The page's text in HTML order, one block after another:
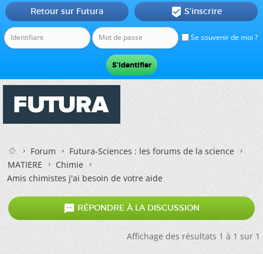
Se souvenir de moi ?
Retour sur Futura  S'inscrire
Forum
Futura-Sciences : les forums de la science
MATIERE
Chimie
Amis chimistes j'ai besoin de votre aide
 RÉPONDRE À LA DISCUSSION
Affichage des résultats 1 à 1 sur 1